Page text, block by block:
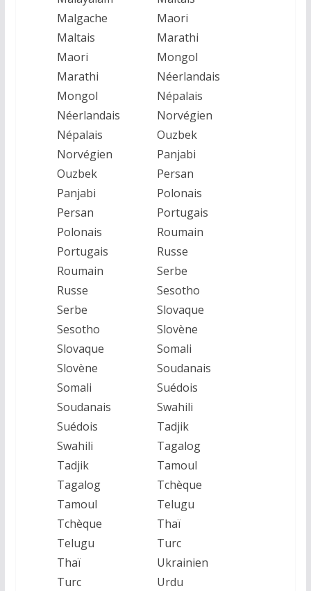
Malgache
Maltais
Maori
Marathi
Mongol
Néerlandais
Népalais
Norvégien
Ouzbek
Panjabi
Persan
Polonais
Portugais
Roumain
Russe
Serbe
Sesotho
Slovaque
Slovène
Somali
Soudanais
Suédois
Swahili
Tadjik
Tagalog
Tamoul
Tchèque
Telugu
Thaï
Turc
Maori
Marathi
Mongol
Néerlandais
Népalais
Norvégien
Ouzbek
Panjabi
Persan
Polonais
Portugais
Roumain
Russe
Serbe
Sesotho
Slovaque
Slovène
Somali
Soudanais
Suédois
Swahili
Tadjik
Tagalog
Tamoul
Tchèque
Telugu
Thaï
Turc
Ukrainien
Urdu